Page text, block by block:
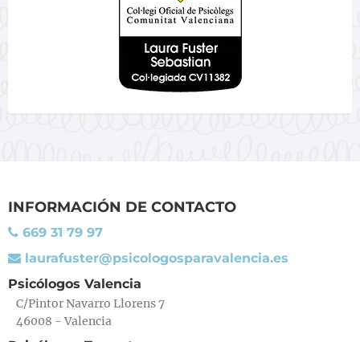
INFORMACIÓN DE CONTACTO
669 31 79 97
laurafuster@psicologosparavalencia.es
Psicólogos Valencia
C/Pintor Navarro Llorens 7
46008 - Valencia